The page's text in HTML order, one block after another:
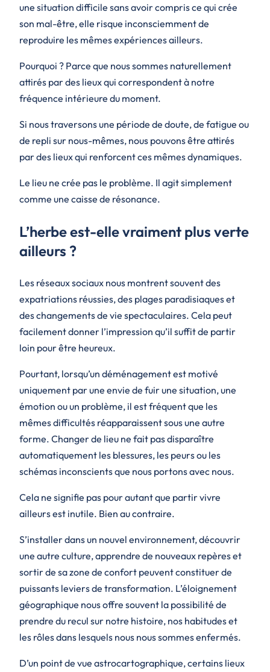
une situation difficile sans avoir compris ce qui crée
son mal-être, elle risque inconsciemment de
reproduire les mêmes expériences ailleurs.
Pourquoi ? Parce que nous sommes naturellement
attirés par des lieux qui correspondent à notre
fréquence intérieure du moment.
Si nous traversons une période de doute, de fatigue ou
de repli sur nous-mêmes, nous pouvons être attirés
par des lieux qui renforcent ces mêmes dynamiques.
Le lieu ne crée pas le problème. Il agit simplement
comme une caisse de résonance.
L’herbe est-elle vraiment plus verte
ailleurs ?
Les réseaux sociaux nous montrent souvent des
expatriations réussies, des plages paradisiaques et
des changements de vie spectaculaires. Cela peut
facilement donner l’impression qu’il suffit de partir
loin pour être heureux.
Pourtant, lorsqu’un déménagement est motivé
uniquement par une envie de fuir une situation, une
émotion ou un problème, il est fréquent que les
mêmes difficultés réapparaissent sous une autre
forme. Changer de lieu ne fait pas disparaître
automatiquement les blessures, les peurs ou les
schémas inconscients que nous portons avec nous.
Cela ne signifie pas pour autant que partir vivre
ailleurs est inutile. Bien au contraire.
S’installer dans un nouvel environnement, découvrir
une autre culture, apprendre de nouveaux repères et
sortir de sa zone de confort peuvent constituer de
puissants leviers de transformation. L’éloignement
géographique nous offre souvent la possibilité de
prendre du recul sur notre histoire, nos habitudes et
les rôles dans lesquels nous nous sommes enfermés.
D’un point de vue astrocartographique, certains lieux